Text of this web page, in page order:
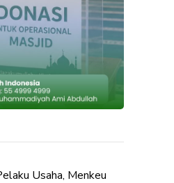
Usaha, Menkeu